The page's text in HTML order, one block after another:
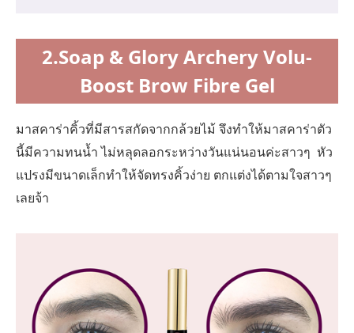
2.Soap & Glory Archery Volu-
Boost Brow Fibre Gel
มาสคาร่าคิ้วที่มีสารสกัดจากกล้วยไม้ จึงทำให้มาสคาร่าตัว
นี้มีความทนน้ำ ไม่หลุดลอกระหว่างวันแน่นอนค่ะสาวๆ หัว
แปรงมีขนาดเล็กทำให้จัดทรงคิ้วง่าย ตกแต่งได้ตามใจสาวๆ
เลยจ้า